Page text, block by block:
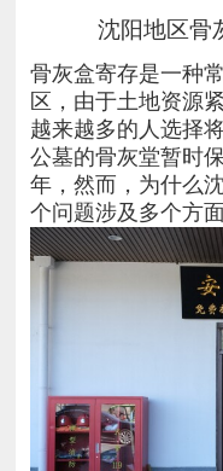
沈阳地区骨
骨灰盒寄存是一种
区，由于土地资源
越来越多的人选择
公墓的骨灰堂暂时
年，然而，为什么
个问题涉及多个方